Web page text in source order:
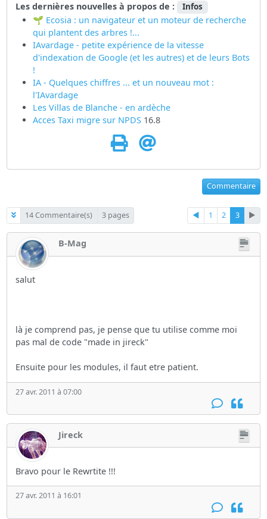
Les dernières nouvelles à propos de :
Infos
🌱 Ecosia : un navigateur et un moteur de recherche
qui plantent des arbres !...
IAvardage - petite expérience de la vitesse
d'indexation de Google (et les autres) et de leurs Bots
!
IA - Quelques chiffres ... et un nouveau mot :
l'IAvardage
Les Villas de Blanche - en ardèche
Acces Taxi migre sur NPDS16.8
Commentaire
14 Commentaire(s) 3 pages ◄ 1 2 3 ►
B-Mag
salut
là je comprend pas, je pense que tu utilise comme moi
pas mal de code "made in jireck"
Ensuite pour les modules, il faut etre patient.
27 avr. 2011 à 07:00
Jireck
Bravo pour le Rewrtite !!!
27 avr. 2011 à 16:01